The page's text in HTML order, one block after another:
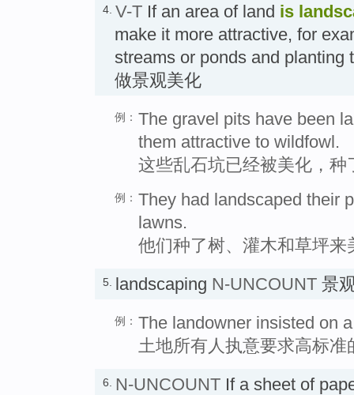
4. V-T If an area of land is
make it more attractive, for
streams or ponds and
做景观美化
例： The gravel pits have been
them attractive to wildfowl.
这些乱石坑已经被美化，
例： They had landscaped their
lawns.
他们种了树、灌木和草坪来
5. landscaping N-UNCOUNT 景
例： The landowner insisted on
土地所有人执意要求高标准
6. N-UNCOUNT If a sheet of